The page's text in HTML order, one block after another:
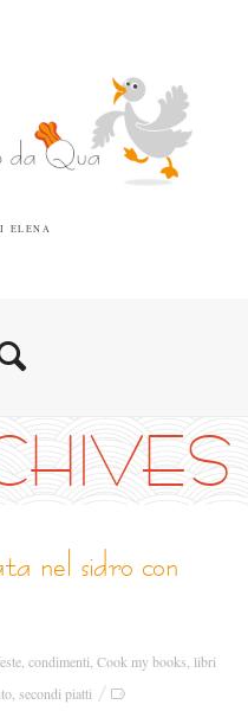
ELENA
condimenti Cook my books libri
secondi piatti